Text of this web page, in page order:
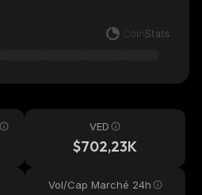
VED
$702,23K
Vol/Cap Marché 24h